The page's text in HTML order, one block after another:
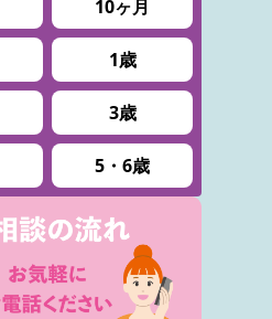
10ヶ月
1歳
3歳
5・6歳